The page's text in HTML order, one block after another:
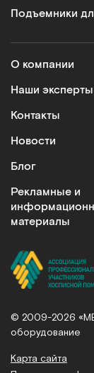
Подъемники
О компании
Наши эксперты
Контакты
Новости
Блог
Рекламные и
материалы
© 2009-2026
оборудование
Карта сайта